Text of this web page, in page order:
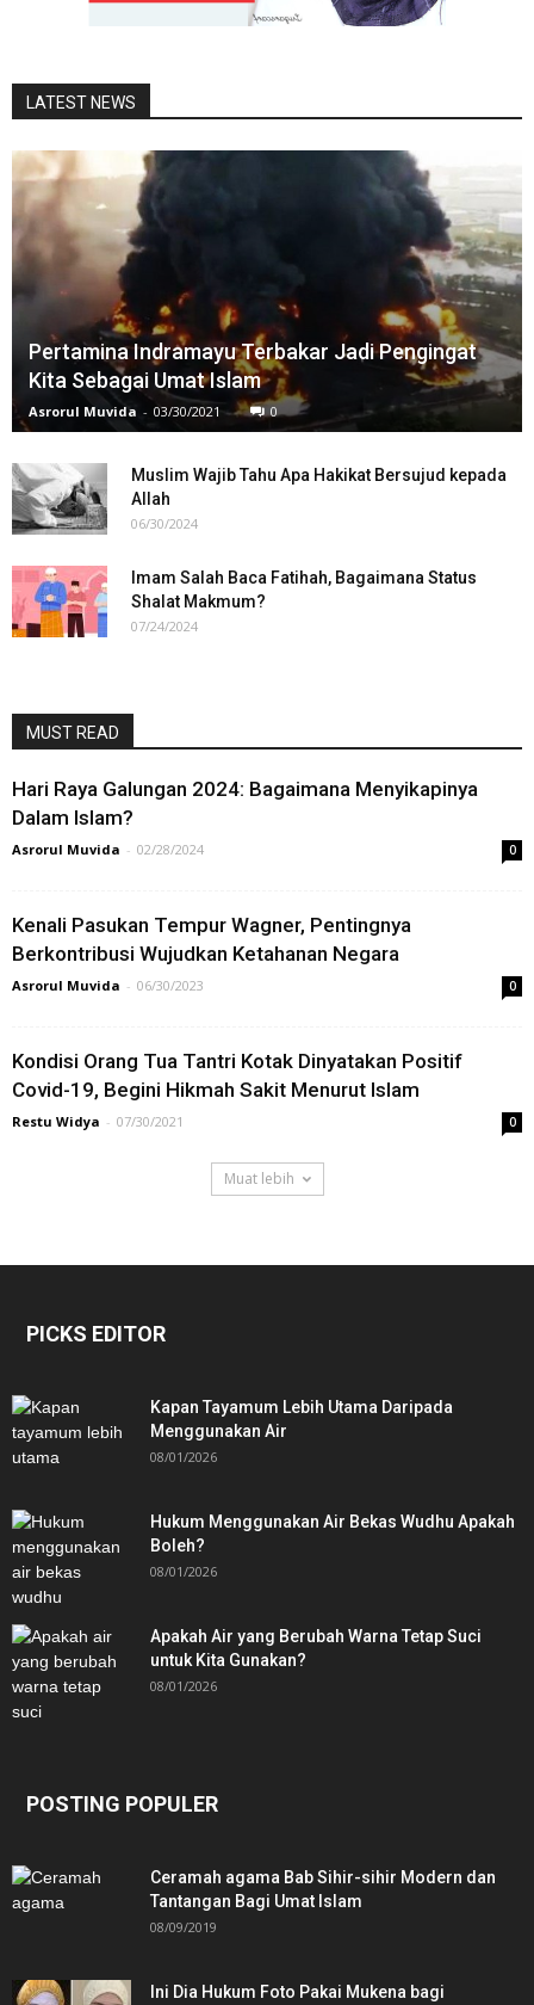
LATEST NEWS
Pertamina Indramayu Terbakar Jadi Pengingat
Kita Sebagai Umat Islam
Asrorul Muvida - 03/30/2021 0
Muslim Wajib Tahu Apa Hakikat Bersujud kepada
Allah
06/30/2024
Imam Salah Baca Fatihah, Bagaimana Status
Shalat Makmum?
07/24/2024
MUST READ
Hari Raya Galungan 2024: Bagaimana Menyikapinya
Dalam Islam?
Asrorul Muvida - 02/28/2024 0
Kenali Pasukan Tempur Wagner, Pentingnya
Berkontribusi Wujudkan Ketahanan Negara
Asrorul Muvida - 06/30/2023 0
Kondisi Orang Tua Tantri Kotak Dinyatakan Positif
Covid-19, Begini Hikmah Sakit Menurut Islam
Restu Widya - 07/30/2021 0
Muat lebih
PICKS EDITOR
Kapan Tayamum Lebih Utama Daripada
Menggunakan Air
08/01/2026
Hukum Menggunakan Air Bekas Wudhu Apakah
Boleh?
08/01/2026
Apakah Air yang Berubah Warna Tetap Suci
untuk Kita Gunakan?
08/01/2026
POSTING POPULER
Ceramah agama Bab Sihir-sihir Modern dan
Tantangan Bagi Umat Islam
08/09/2019
Ini Dia Hukum Foto Pakai Mukena bagi